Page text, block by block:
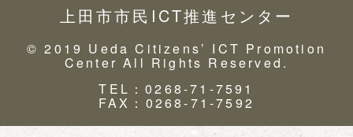
上田市市民ICT推進センター
© 2019 Ueda Citizens’ ICT Promotion
Center All Rights Reserved.
TEL：0268-71-7591
FAX：0268-71-7592